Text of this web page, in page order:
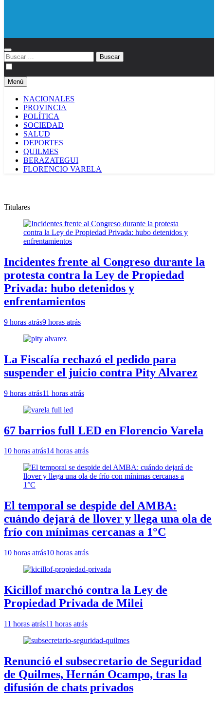
Buscar:
Menú
NACIONALES
PROVINCIA
POLÍTICA
SOCIEDAD
SALUD
DEPORTES
QUILMES
BERAZATEGUI
FLORENCIO VARELA
Titulares
Incidentes frente al Congreso durante la
protesta contra la Ley de Propiedad
Privada: hubo detenidos y
enfrentamientos
9 horas atrás9 horas atrás
La Fiscalía rechazó el pedido para
suspender el juicio contra Pity Alvarez
9 horas atrás11 horas atrás
67 barrios full LED en Florencio Varela
10 horas atrás14 horas atrás
El temporal se despide del AMBA:
cuándo dejará de llover y llega una ola de
frío con mínimas cercanas a 1°C
10 horas atrás10 horas atrás
Kicillof marchó contra la Ley de
Propiedad Privada de Milei
11 horas atrás11 horas atrás
Renunció el subsecretario de Seguridad
de Quilmes, Hernán Ocampo, tras la
difusión de chats privados